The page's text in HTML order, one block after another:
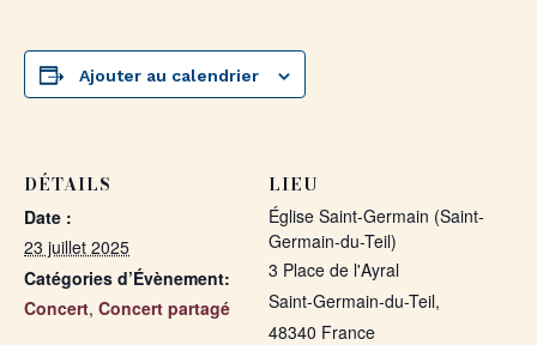
Ajouter au calendrier
DÉTAILS
Date :
23 juillet 2025
Catégories d’Évènement:
Concert, Concert partagé
LIEU
Église Saint-Germain (Saint-
Germain-du-Teil)
3 Place de l'Ayral
Saint-Germain-du-Teil,
48340 France